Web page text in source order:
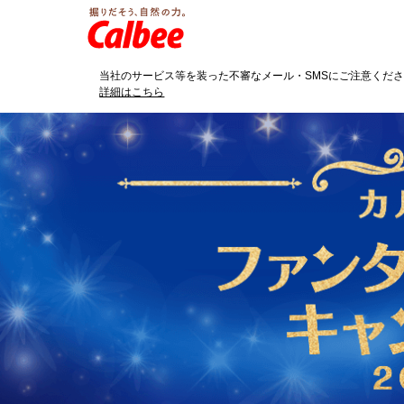
「※」は補足を示します。
当社のサービス等を装った不審なメール・SMSにご注意くだ
詳細はこちら